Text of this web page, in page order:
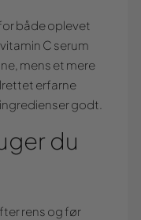
både oplevet
C serum
mens et mere
erfarne
godt.
du
rens og før